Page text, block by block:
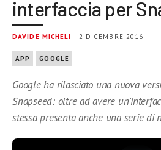
interfaccia per
DAVIDE MICHELI | 2 DICEMBRE 2016
APP GOOGLE
Google ha rilasciato una nuova
Snapseed: oltre ad avere
stessa presenta anche una serie di